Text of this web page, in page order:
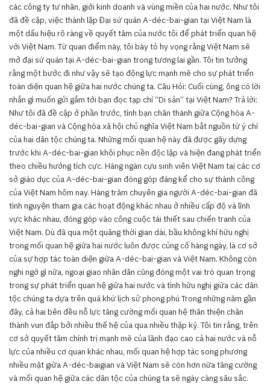
các công ty tư nhân, giới kinh doanh và vùng miền của hai nước. Như tôi
đã đề cập, việc thành lập Đại sứ quán A-déc-bai-gian tại Việt Nam là
một dấu hiệu rõ ràng về quyết tâm của nước tôi để phát triển quan hệ
với Việt Nam. Từ quan điểm này, tôi bày tỏ hy vọng rằng Việt Nam sẽ
mở đại sứ quán tại A-déc-bai-gian trong tương lai gần. Tôi tin tưởng
rằng một bước đi như vậy sẽ tạo động lực mạnh mẽ cho sự phát triển
toàn diện quan hệ giữa hai nước chúng ta. Câu Hỏi: Cuối cùng, ông có lời
nhắn gì muốn gửi gắm tới bạn đọc tạp chí “Di sản’’ tại Việt Nam? Trả lời:
Như tôi đã đề cập ở phần trước, tình bạn chân thành giữa Cộng hòa A-
déc-bai-gian và Cộng hòa xã hội chủ nghĩa Việt Nam bắt nguồn từ ý chí
của hai dân tộc chúng ta. Những mối quan hệ này đã được gây dựng
trước khi A-déc-bai-gian khôi phục nền độc lập và hiện đang phát triển
theo chiều hướng tích cực. Hàng ngàn cựu sinh viên Việt Nam taị các cơ
sở giáo dục của A-déc-bai-gian đóng góp đáng kể cho sự thành công
của Việt Nam hôm nay. Hàng trăm chuyên gia người A-déc-bai-gian đã
tình nguyện tham gia các hoạt động khác nhau ở nhiều cấp độ và lĩnh
vực khác nhau, đóng góp vào công cuộc tái thiết sau chiến tranh của
Việt Nam. Dù đã qua một quãng thời gian dài, bầu không khí hữu nghị
trong mối quan hệ giữa hai nước luôn được củng cố hàng ngày, là cơ sở
của sự hợp tác toàn diện giữa A-déc-bai-gian và Việt Nam. Không còn
nghi ngờ gì nữa, ngoại giao nhân dân cũng đóng một vai trò quan trọng
trong sự phát triển quan hệ giữa hai nước và tình hữu nghị giữa các dân
tộc chúng ta dựa trên quá khứ lịch sử phong phú Trong những năm gần
đây, cả hai bên đều nỗ lực tăng cường mối quan hệ thân thiện chân
thành vun đắp bởi nhiều thế hệ của qua nhiều thập kỷ. Tôi tin rằng, trên
cơ sở quyết tâm chính trị mạnh mẽ của lãnh đạo cao cả hai nước và nỗ
lực của nhiều cơ quan khác nhau, mối quan hệ hợp tác song phương
nhiều mặt giữa A-déc-baigian và Việt Nam sẽ còn hơn nữa tăng cường
và mối quan hệ giữa các dân tộc của chúng ta sẽ ngày càng sâu sắc.